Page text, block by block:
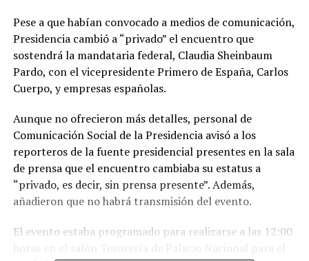
Pese a que habían convocado a medios de comunicación,
Presidencia cambió a “privado” el encuentro que
sostendrá la mandataria federal, Claudia Sheinbaum
Pardo, con el vicepresidente Primero de España, Carlos
Cuerpo, y empresas españolas.
Aunque no ofrecieron más detalles, personal de
Comunicación Social de la Presidencia avisó a los
reporteros de la fuente presidencial presentes en la sala
de prensa que el encuentro cambiaba su estatus a
“privado, es decir, sin prensa presente”. Además,
añadieron que no habrá transmisión del evento.
El evento estaba programado para realizarse a las 12:00